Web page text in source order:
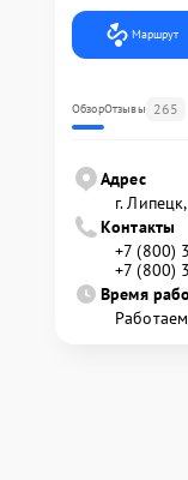
Маршрут
ОбзорОтзывы 265
Адрес
г.
Контакты
+7 (800)
+7 (800)
Время